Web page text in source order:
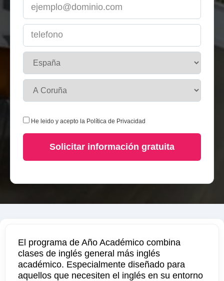
He leido y acepto la Política de Privacidad
Solicitar información gratuita
El programa de Año Académico combina
clases de inglés general más inglés
académico. Especialmente diseñado para
aquellos que necesiten el inglés en su entorno